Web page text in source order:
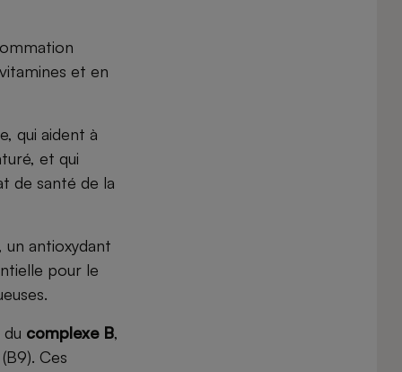
et en
qui aident à
et qui
de santé de la
antioxydant
pour le
complexe B,
Ces